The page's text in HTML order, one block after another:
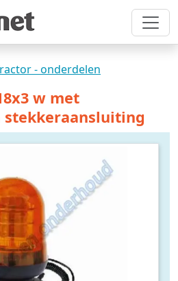
- onderdelen
w met
stekkeraansluiting